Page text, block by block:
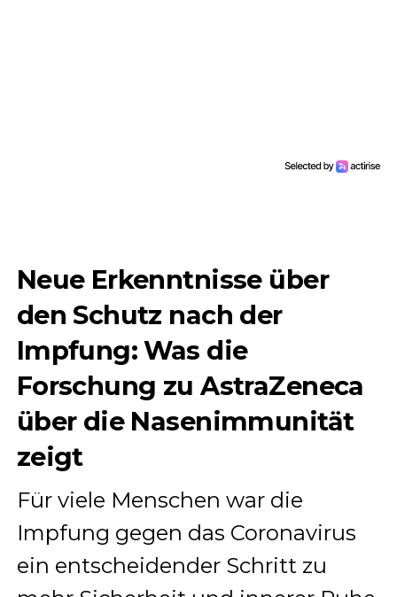
Neue Erkenntnisse über
den Schutz nach der
Impfung: Was die
Forschung zu AstraZeneca
über die Nasenimmunität
zeigt
Für viele Menschen war die
Impfung gegen das Coronavirus
ein entscheidender Schritt zu